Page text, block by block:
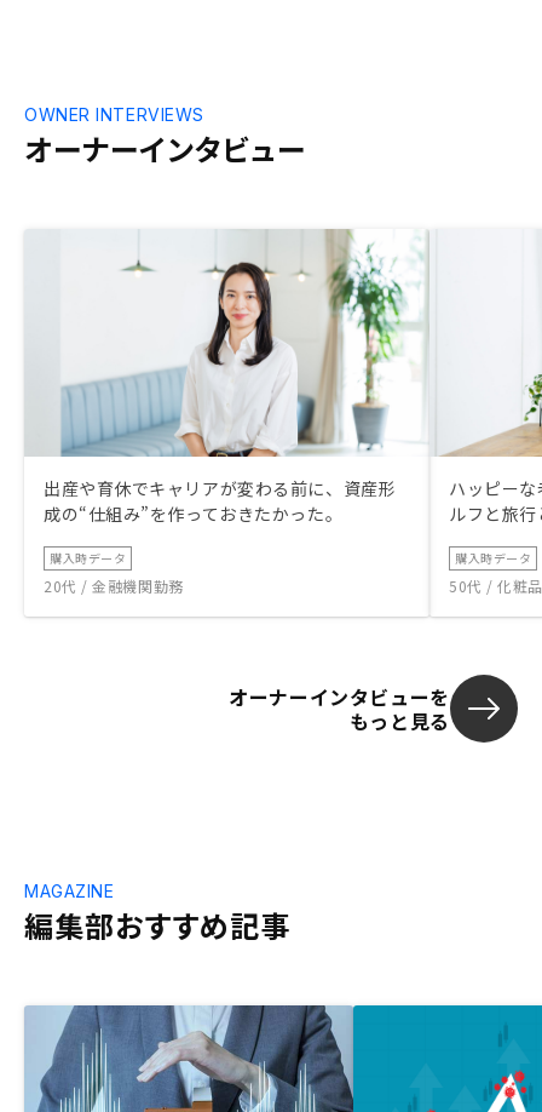
オーナーインタビュー
OWNER INTERVIEWS
出産や育休でキャリアが変わる前に、資産形
成の“仕組み”を作っておきたかった。
購入時データ
20代 / 金融機関勤務
ハッピー
ルフと旅
購入時データ
50代 / 化粧
オーナーインタビューを
もっと見る
編集部おすすめ記事
MAGAZINE